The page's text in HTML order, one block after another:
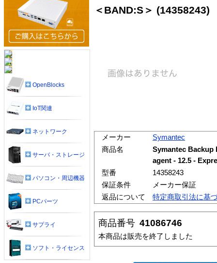
＜BAND:S＞ (14358243)
メーカー
Symantec
商品名
Symantec Backup
agent - 12.5 -
型番
14358243
保証条件
メーカー保証
返品について
特定商取引法に基
商品番号 41086746
本商品は販売を終了しました
OpenBlocks
IoT関連
ネットワーク
サーバ・ストレージ
パソコン・周辺機器
PCパーツ
サプライ
ソフト・ライセンス